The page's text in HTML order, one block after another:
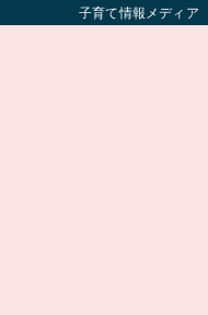
子育て情報メディア